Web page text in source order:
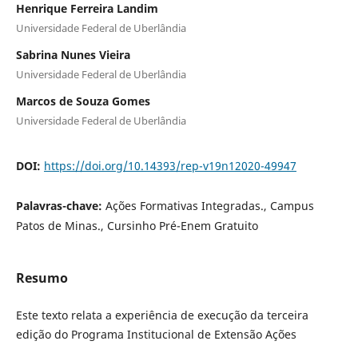
Henrique Ferreira Landim
Universidade Federal de Uberlândia
Sabrina Nunes Vieira
Universidade Federal de Uberlândia
Marcos de Souza Gomes
Universidade Federal de Uberlândia
DOI: https://doi.org/10.14393/rep-v19n12020-49947
Palavras-chave: Ações Formativas Integradas., Campus
Patos de Minas., Cursinho Pré-Enem Gratuito
Resumo
Este texto relata a experiência de execução da terceira
edição do Programa Institucional de Extensão Ações